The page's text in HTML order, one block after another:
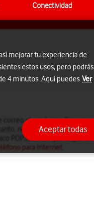
Conectividad
correo electrónico. Con una
no es posible acceder a
POP3, tienes que disponer
para Internet
mejorar tu experiencia de
estos usos, pero podrás
4 minutos. Aquí puedes Ver
Aceptar todas